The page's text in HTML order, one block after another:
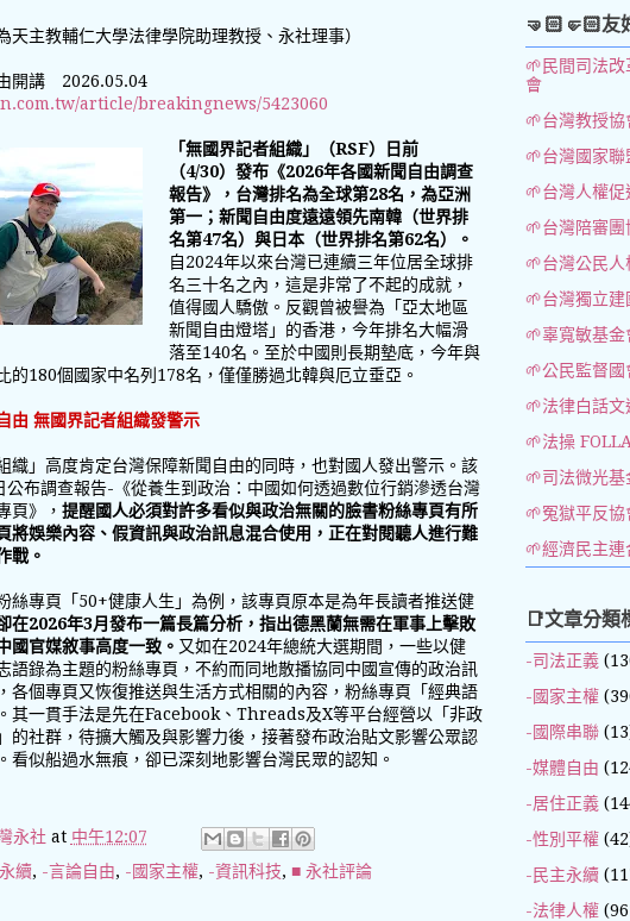
天主教輔仁大學法律學院助理教授、永社理事）
開講 2026.05.04
article/breakingnews/5423060
「無國界記者組織」（RSF）日前
（4/30）發布《2026年各國新聞自由調查
報告》，台灣排名為全球第28名，為亞洲
第一；新聞自由度遠遠領先南韓（世界排
名第47名）與日本（世界排名第62名）。
自2024年以來台灣已連續三年位居全球排
名三十名之內，這是非常了不起的成就，
值得國人驕傲。反觀曾被譽為「亞太地區
新聞自由燈塔」的香港，今年排名大幅滑
落至140名。至於中國則長期墊底，今年與
的180個國家中名列178名，僅僅勝過北韓與厄立垂亞。
由 無國界記者組織發警示
織」高度肯定台灣保障新聞自由的同時，也對國人發出警示。該
公布調查報告-《從養生到政治：中國如何透過數位行銷滲透台灣
頁》， 提醒國人必須對許多看似與政治無關的臉書粉絲專頁有所
將娛樂內容、假資訊與政治訊息混合使用，正在對閱聽人進行難
戰。
絲專頁「50+健康人生」為例，該專頁原本是為年長讀者推送健
在2026年3月發布一篇長篇分析，指出德黑蘭無需在軍事上擊敗
國官媒敘事高度一致。 又如在2024年總統大選期間，一些以健
語錄為主題的粉絲專頁，不約而同地散播協同中國宣傳的政治訊
各個專頁又恢復推送與生活方式相關的內容，粉絲專頁「經典語
其一貫手法是先在Facebook、Threads及X等平台經營以「非政
的社群，待擴大觸及與影響力後，接著發布政治貼文影響公眾認
看似船過水無痕，卻已深刻地影響台灣民眾的認知。
永社 at 中午12:07
續, -言論自由, -國家主權, -資訊科技, ■ 永社評論
🤜🏻🤛🏻友
🌱民間司法改
會
🌱台灣教授協
🌱台灣國家聯
🌱台灣人權促
🌱台灣陪審團
🌱台灣公民人
🌱台灣獨立建
🌱辜寬敏基金
🌱公民監督國
🌱法律白話文
🌱法操
🌱司法微光基
🌱冤獄平反協
🌱經濟民主連
📑文章分類
-司法正義
-國家主權
-國際串聯
-媒體自由
-居住正義
-性別平權
-民主永續
-法律人權